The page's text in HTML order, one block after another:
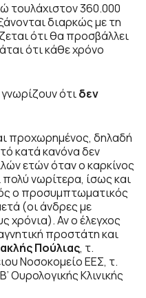
τουλάχιστον 360.000
διαρκώς με τη
ότι θα προσβάλλει
ότι κάθε χρόνο
ότιδεν
προχωρημένος, δηλαδή
κατά κανόνα δεν
ετών όταν ο καρκίνος
πολύ νωρίτερα, ίσως και
ο προσυμπτωματικός
(οι άνδρες με
χρόνια). Αν ο έλεγχος
προστάτη και
Πούλιας, τ.
Νοσοκομείο ΕΕΣ, τ.
Ουρολογικής Κλινικής